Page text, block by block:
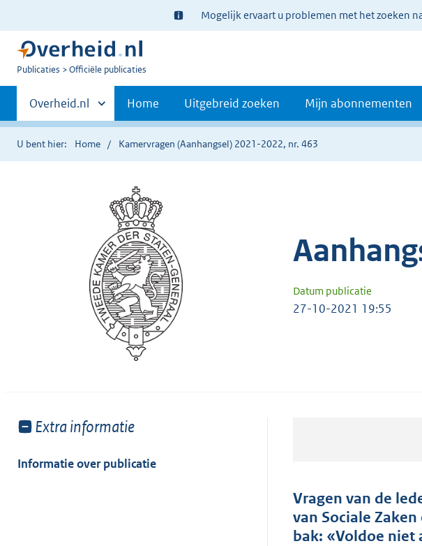
Ter
informatie:
Mogelijk ervaart u problemen met het zoeken
U
Publicaties Officiële publicaties
Primaire
navigatie
Andere
sites
binnen
Overheid.nl Home Uitgebreid zoeken Mijn abonnementen
U bent hier: Home Kamervragen (Aanhangsel) 2021-2022, nr. 463
Datum publicatie
27-10-2021 19:55
Toon
van:
Extra informatie
Informatie over publicatie
Vragen van de
van Sociale
bak: «Voldoe niet